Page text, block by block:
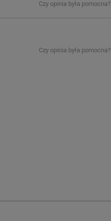
Czy opinia była pomocna?
Czy opinia była pomocna?